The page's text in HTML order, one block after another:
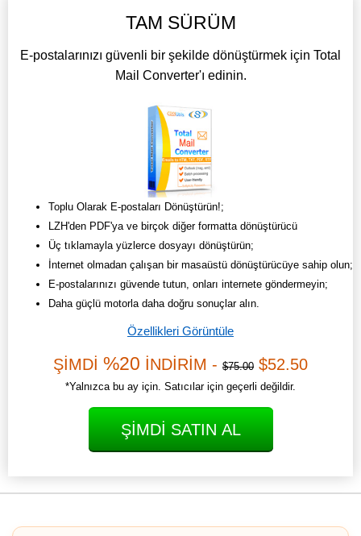
TAM SÜRÜM
E-postalarınızı güvenli bir şekilde dönüştürmek için Total
Mail Converter'ı edinin.
Toplu Olarak E-postaları Dönüştürün!;
LZH'den PDF'ya ve birçok diğer formatta dönüştürücü
Üç tıklamayla yüzlerce dosyayı dönüştürün;
İnternet olmadan çalışan bir masaüstü dönüştürücüye sahip olun;
E-postalarınızı güvende tutun, onları internete göndermeyin;
Daha güçlü motorla daha doğru sonuçlar alın.
Özellikleri Görüntüle
ŞİMDİ %20 İNDİRİM - $75.00 $52.50
*Yalnızca bu ay için. Satıcılar için geçerli değildir.
ŞIMDI SATIN AL